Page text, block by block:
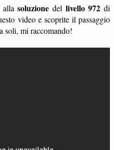
allasoluzione del livello 972 di
video e scoprite il passaggio
soli, mi raccomando!